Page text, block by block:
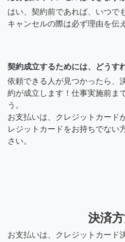
はい、契約前であれば、いつで
キャンセルの際は必ず理由を伝
契約成立するためには、どうす
依頼できる人が見つかったら、
約が成立します！仕事実施前ま
う。
お支払いは、クレジットカード
レジットカードをお持ちでない
さい。
決済
お支払いは、クレジットカード